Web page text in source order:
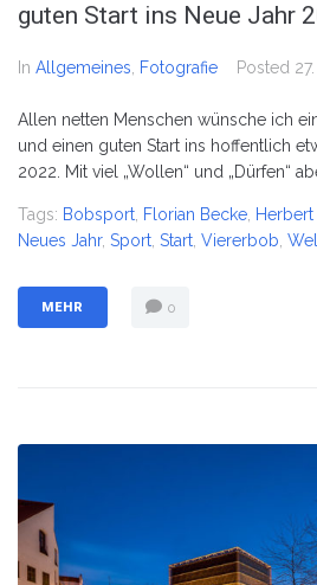
guten Start ins Neue Jahr
In Allgemeines Fotografie Posted
Allen netten Menschen wünsche ich
und einen guten Start ins hoffentlich
2022. Mit viel „Wollen“ und „Dürfen“
Tags: Bobsport Florian Becke
Neues Jahr, Sport Start Viererbob
MEHR 0